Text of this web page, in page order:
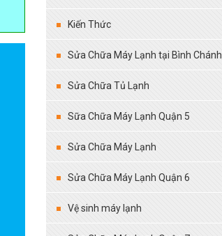
Kiến Thức
Sửa Chữa Máy Lạnh tại Bình Chánh
Sửa Chữa Tủ Lạnh
Sữa Chữa Máy Lạnh Quận 5
Sửa Chữa Máy Lạnh
Sửa Chữa Máy Lạnh Quận 6
Vệ sinh máy lạnh